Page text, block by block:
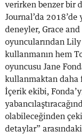
verirken benzer bir
Journal’da 2018’de
deneyler, Grace
oyuncularından Lily
kullanmanın hem
oyuncusu Jane
kullanmaktan daha
İçerik ekibi,
olabileceğinden
detaylar”